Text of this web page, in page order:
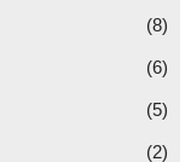
(8)
(6)
(5)
(2)